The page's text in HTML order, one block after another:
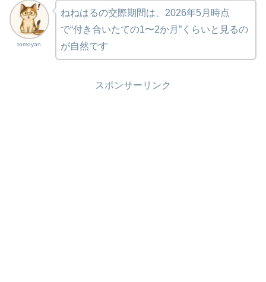
tomoyan
ねねはるの交際期間は、2026年5月時点
で“付き合いたての1〜2か月”くらいと見るの
が自然です
スポンサーリンク